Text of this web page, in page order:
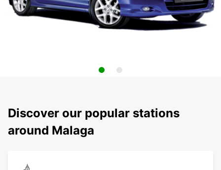
Discover our popular stations
around Malaga